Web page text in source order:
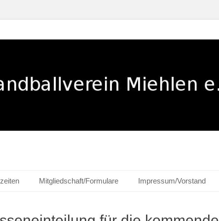
e. V.
Mitgliedschaft/Formulare Impressum/Vorstand